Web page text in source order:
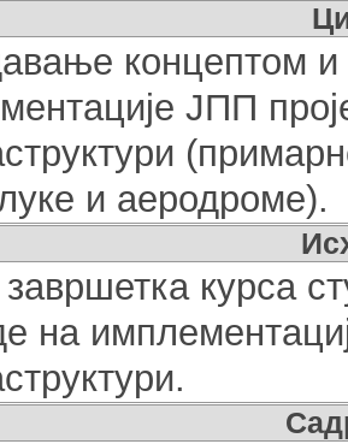
концептом
ЈПП
и аеродроме).
курса
на